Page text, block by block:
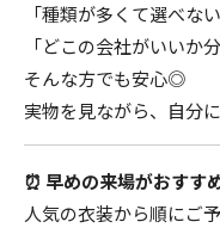
「種類が多くて選べな
「どこの会社がいいか
そんな方でも安心◎
実物を見ながら、自分
⏰ 早めの来場がおすす
人気の衣装から順にご